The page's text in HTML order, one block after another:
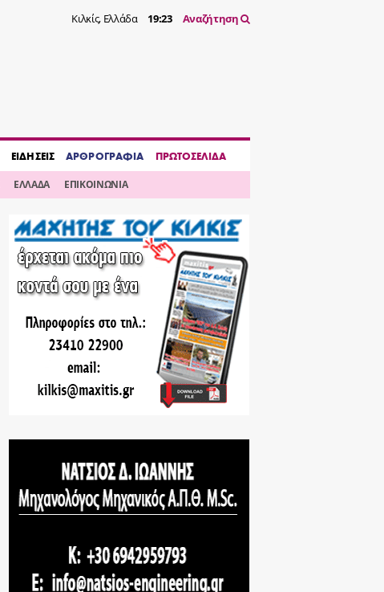
Κιλκίς, Ελλάδα 19:23 Αναζήτηση
ΕΙΔΗΣΕΙΣ ΑΡΘΡΟΓΡΑΦΙΑ ΠΡΩΤΟΣΕΛΙΔΑ
ΕΛΛΑΔΑ ΕΠΙΚΟΙΝΩΝΙΑ